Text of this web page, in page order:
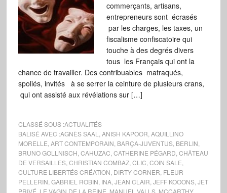
commerçants, artisans,
entrepreneurs sont écrasés
par les charges, les taxes, un
fiscalisme confiscatoire qui
touche à des degrés divers
tous les Français qui ont la
chance de travailler. Des contribuables matraqués,
spoliés, invités à se serrer la ceinture de plusieurs crans,
qui ont assisté aux révélations sur […]
CLASSÉ SOUS :ACTUALITÉS
BALISÉ AVEC :AGNÈS SAAL ANISH KAPOOR AQUILLINO
MORELLE ART CONTEMPORAIN BARÇA-JUVENTUS, BERLIN
BRUNO GOLLNISCH CAHUZAC CATHERINE PÉGARD CHÂTEAU
DE VERSAILLES, CHRISTIAN COMBAZ, CLIC COIN SALE
CULTURE LIBERTÉS CRÉATION DIRTY CORNER FLEUR
PELLERIN GABRIEL ROBIN INA, JEAN CLAIR JEFF KOOONS, JET
PRIVÉ LE VAGIN DE LA REINE MANUEL VALLS, MCCARTHY,